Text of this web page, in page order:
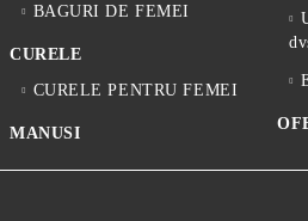
BAGURI DE FEMEI
CURELE
CURELE PENTRU FEMEI
MANUSI